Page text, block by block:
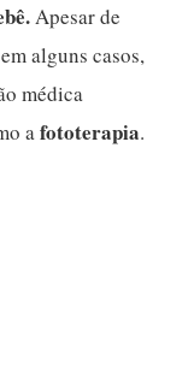
Apesar de
alguns casos,
médica
afototerapia.